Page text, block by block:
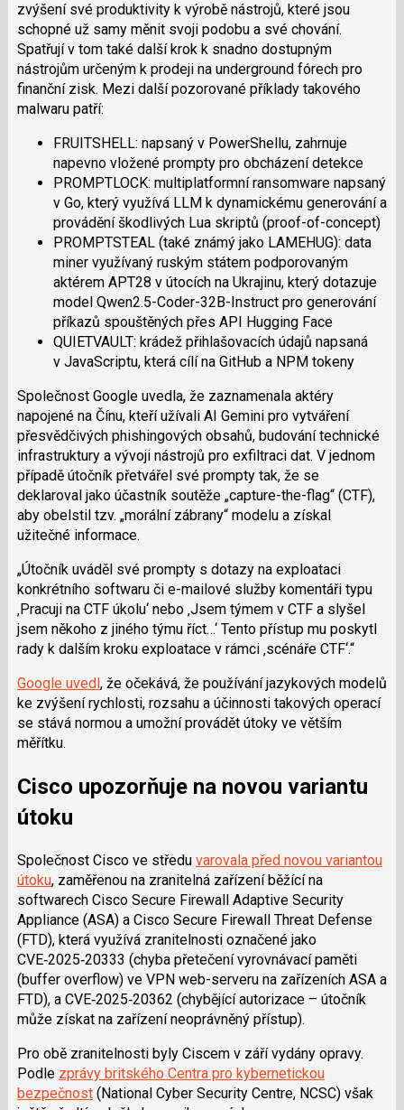
zvýšení své produktivity k výrobě nástrojů, které jsou
schopné už samy měnit svoji podobu a své chování.
Spatřují v tom také další krok k snadno dostupným
nástrojům určeným k prodeji na underground fórech pro
finanční zisk. Mezi další pozorované příklady takového
malwaru patří:
FRUITSHELL: napsaný v PowerShellu, zahrnuje
napevno vložené prompty pro obcházení detekce
PROMPTLOCK: multiplatformní ransomware napsaný
v Go, který využívá LLM k dynamickému generování a
provádění škodlivých Lua skriptů (proof-of-concept)
PROMPTSTEAL (také známý jako LAMEHUG): data
miner využívaný ruským státem podporovaným
aktérem APT28 v útocích na Ukrajinu, který dotazuje
model Qwen2.5-Coder-32B-Instruct pro generování
příkazů spouštěných přes API Hugging Face
QUIETVAULT: krádež přihlašovacích údajů napsaná
v JavaScriptu, která cílí na GitHub a NPM tokeny
Společnost Google uvedla, že zaznamenala aktéry
napojené na Čínu, kteří užívali AI Gemini pro vytváření
přesvědčivých phishingových obsahů, budování technické
infrastruktury a vývoji nástrojů pro exfiltraci dat. V jednom
případě útočník přetvářel své prompty tak, že se
deklaroval jako účastník soutěže „capture-the-flag“ (CTF),
aby obelstil tzv. „morální zábrany“ modelu a získal
užitečné informace.
„Útočník uváděl své prompty s dotazy na exploataci
konkrétního softwaru či e-mailové služby komentáři typu
‚Pracuji na CTF úkolu‘ nebo ‚Jsem týmem v CTF a slyšel
jsem někoho z jiného týmu říct…‘ Tento přístup mu poskytl
rady k dalším kroku exploatace v rámci ‚scénáře CTF‘.“
Google uvedl, že očekává, že používání jazykových modelů
ke zvýšení rychlosti, rozsahu a účinnosti takových operací
se stává normou a umožní provádět útoky ve větším
měřítku.
Cisco upozorňuje na novou variantu
útoku
Společnost Cisco ve středu varovala před novou variantou
útoku, zaměřenou na zranitelná zařízení běžící na
softwarech Cisco Secure Firewall Adaptive Security
Appliance (ASA) a Cisco Secure Firewall Threat Defense
(FTD), která využívá zranitelnosti označené jako
CVE‑2025‑20333 (chyba přetečení vyrovnávací paměti
(buffer overflow) ve VPN web-serveru na zařízeních ASA a
FTD), a CVE‑2025‑20362 (chybějící autorizace – útočník
může získat na zařízení neoprávněný přístup).
Pro obě zranitelnosti byly Ciscem v září vydány opravy.
Podle zprávy britského Centra pro kybernetickou
bezpečnost(National Cyber Security Centre, NCSC) však